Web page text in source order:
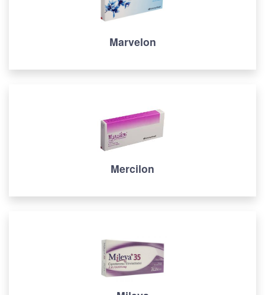
Marvelon
Mercilon